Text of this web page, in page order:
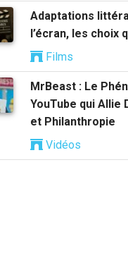
Adaptations
l’écran, les choix
Films
MrBeast : Le
YouTube qui
et Philanthropie
Vidéos